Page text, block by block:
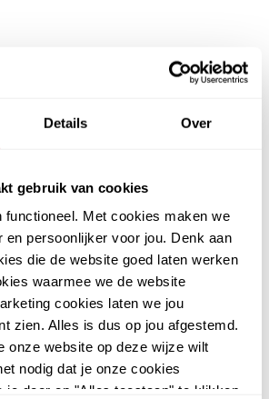
Details Over
gebruik van cookies
functioneel. Met cookies maken we
en persoonlijker voor jou. Denk aan
die de website goed laten werken
waarmee we de website
cookies laten we jou
zien. Alles is dus op jou afgestemd.
onze website op deze wijze wilt
nodig dat je onze cookies
je door op "Alles toestaan" te klikken.